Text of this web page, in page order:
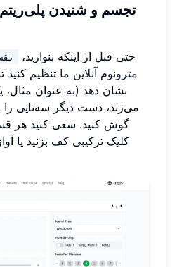
تجسم و شنیدن
حتی قبل از اینکه بنوازید،
مترونوم آنلاین ما تنظیم کنید
نشان دهد (به عنوان
می‌زند، دست دیگر سه‌تایی
گوش کنید. سعی کنید هر
کلیک ترکیبی کف بزنید یا